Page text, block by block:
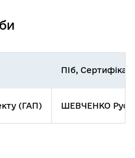
ПІб, Сертифікат
(ГАП) ШЕВЧЕНКО